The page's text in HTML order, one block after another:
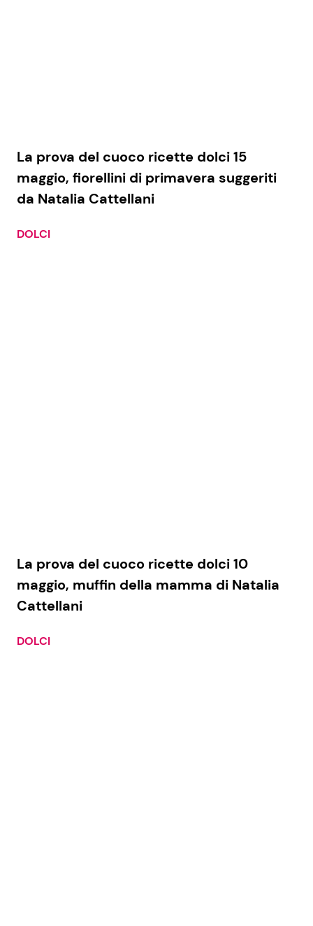
La prova del cuoco ricette dolci 15
maggio, fiorellini di primavera suggeriti
da Natalia Cattellani
DOLCI
La prova del cuoco ricette dolci 10
maggio, muffin della mamma di Natalia
Cattellani
DOLCI